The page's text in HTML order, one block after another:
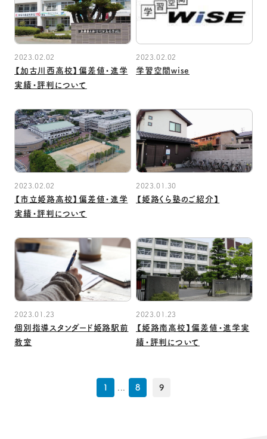
2023.02.02
【加古川西高校】偏差値・進学
実績・評判について
2023.02.02
学習空間wise
2023.02.02
【市立姫路高校】偏差値・進学
実績・評判について
2023.01.30
【姫路くら塾のご紹介】
2023.01.23
個別指導スタンダード姫路駅前
教室
2023.01.23
【姫路南高校】偏差値・進学実
績・評判について
1 8 9